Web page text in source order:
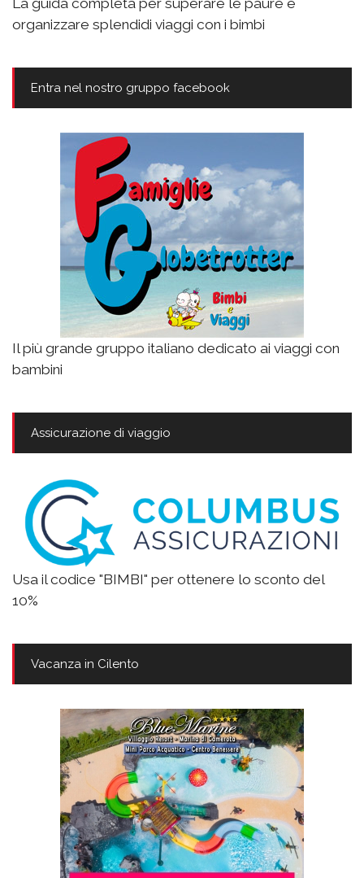
organizzare splendidi viaggi con i bimbi
Entra nel nostro gruppo facebook
Il più grande gruppo italiano dedicato ai viaggi con
bambini
Assicurazione di viaggio
Usa il codice "BIMBI" per ottenere lo sconto del
10%
Vacanza in Cilento